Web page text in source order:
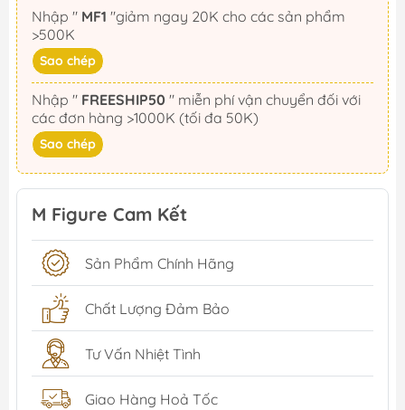
Nhập " MF1
>500K
Sao chép
Nhập " FREESHIP50
các đơn hàng >1000K (tối đa 50K)
Sao chép
M Figure Cam Kết
Sản Phẩm Chính Hãng
Chất Lượng Đảm Bảo
Tư Vấn Nhiệt Tình
Giao Hàng Hoả Tốc